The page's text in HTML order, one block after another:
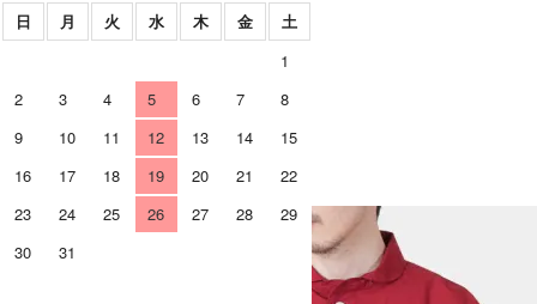
[THANK SOLD] marka (マーカ)
CREW NECK / クルーネック
日
月 火 水 木 金
土
1
2
3 4 5 6 7
8
9
10 11 12 13 14
15
16
17 18 19 20 21
22
23
24 25 26 27 28
29
30
31